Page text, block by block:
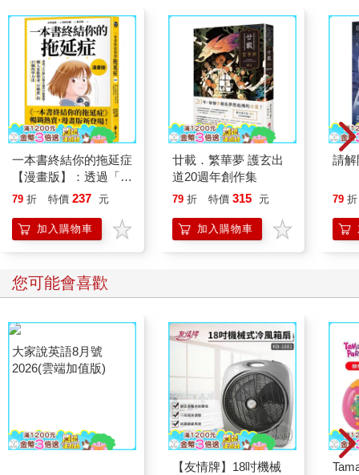
一本書終結你的拖延症
【漫畫版】：透過「小
行動」打開大腦的行動
「行動派」的37個科
學方法
79 折 特價 237 元
加入購物車
廿載．繁華夢 護玄出
道20週年創作集
79 折 特價 315 元
加入購物車
請解
79 折
您可能會喜歡
【友情牌】18吋機械